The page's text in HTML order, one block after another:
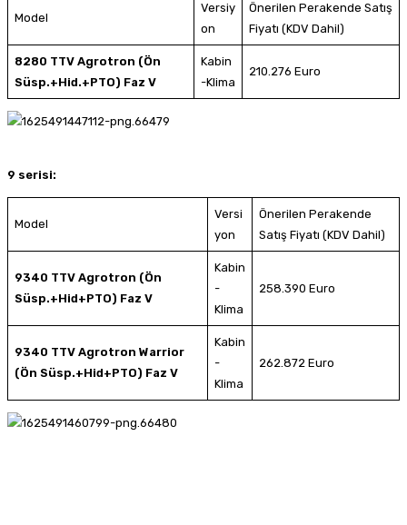
Model
Versiy
on
Önerilen Perakende Satış
Fiyatı (KDV Dahil)
8280 TTV Agrotron (Ön
Süsp.+Hid.+PTO) Faz V
Kabin
-Klima
210.276 Euro
9 serisi:
Model
Versi
yon
Önerilen Perakende
Satış Fiyatı (KDV Dahil)
9340 TTV Agrotron (Ön
Süsp.+Hid+PTO) Faz V
Kabin
-
Klima
258.390 Euro
9340 TTV Agrotron Warrior
(Ön Süsp.+Hid+PTO) Faz V
Kabin
-
Klima
262.872 Euro